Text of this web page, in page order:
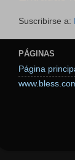
Suscribirse a:
PÁGINAS
Página